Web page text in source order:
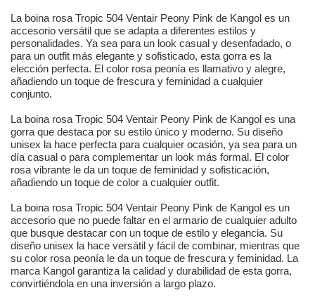
La boina rosa Tropic 504 Ventair Peony Pink de Kangol es un
accesorio versátil que se adapta a diferentes estilos y
personalidades. Ya sea para un look casual y desenfadado, o
para un outfit más elegante y sofisticado, esta gorra es la
elección perfecta. El color rosa peonía es llamativo y alegre,
añadiendo un toque de frescura y feminidad a cualquier
conjunto.
La boina rosa Tropic 504 Ventair Peony Pink de Kangol es una
gorra que destaca por su estilo único y moderno. Su diseño
unisex la hace perfecta para cualquier ocasión, ya sea para un
día casual o para complementar un look más formal. El color
rosa vibrante le da un toque de feminidad y sofisticación,
añadiendo un toque de color a cualquier outfit.
La boina rosa Tropic 504 Ventair Peony Pink de Kangol es un
accesorio que no puede faltar en el armario de cualquier adulto
que busque destacar con un toque de estilo y elegancia. Su
diseño unisex la hace versátil y fácil de combinar, mientras que
su color rosa peonía le da un toque de frescura y feminidad. La
marca Kangol garantiza la calidad y durabilidad de esta gorra,
convirtiéndola en una inversión a largo plazo.